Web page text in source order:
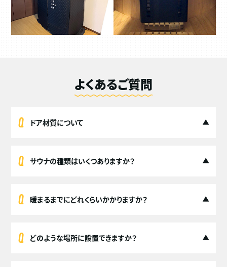
よくあるご質問
ドア材質について
サウナの種類はいくつありますか？
暖まるまでにどれくらいかかりますか？
どのような場所に設置できますか？